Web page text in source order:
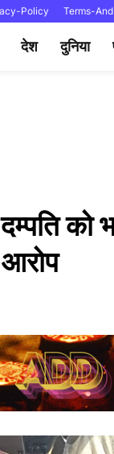
Policy Terms-
देश दुनिया
को
आरोप